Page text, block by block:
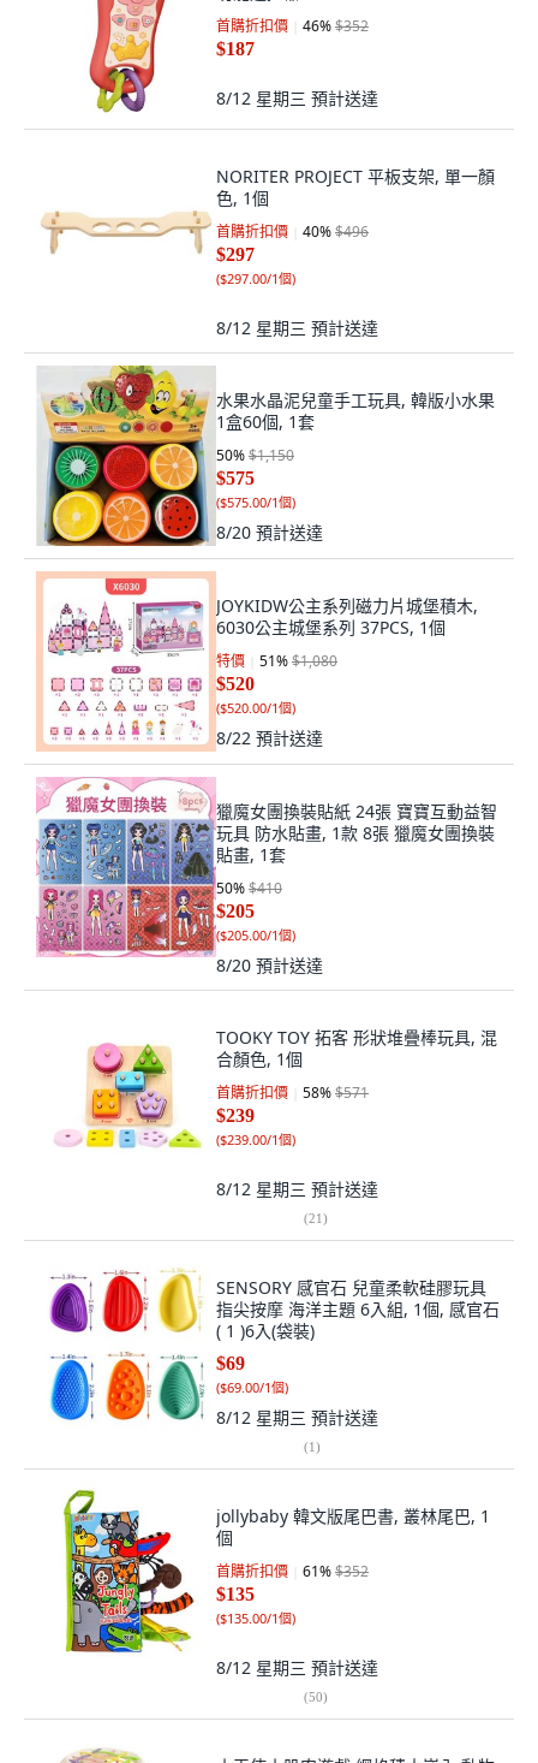
首購折扣價 46%$352
$187
8/12 星期三 預計送達
NORITER PROJECT 平板支架, 單一顏
色, 1個
首購折扣價 40%$496
$297
($297.00/1個)
8/12 星期三 預計送達
水果水晶泥兒童手工玩具, 韓版小水果
1盒60個, 1套
50%$1,150
$575
($575.00/1個)
8/20 預計送達
JOYKIDW公主系列磁力片城堡積木,
6030公主城堡系列 37PCS, 1個
特價 51%$1,080
$520
($520.00/1個)
8/22 預計送達
獵魔女團換裝貼紙 24張 寶寶互動益智
玩具 防水貼畫, 1款 8張 獵魔女團換裝
貼畫, 1套
50%$410
$205
($205.00/1個)
8/20 預計送達
TOOKY TOY 拓客 形狀堆疊棒玩具, 混
合顏色, 1個
首購折扣價 58%$571
$239
($239.00/1個)
8/12 星期三 預計送達
(21)
SENSORY 感官石 兒童柔軟硅膠玩具
指尖按摩 海洋主題 6入組, 1個, 感官石
( 1 )6入(袋裝)
$69
($69.00/1個)
8/12 星期三 預計送達
(1)
jollybaby 韓文版尾巴書, 叢林尾巴, 1
個
首購折扣價 61%$352
$135
($135.00/1個)
8/12 星期三 預計送達
(50)